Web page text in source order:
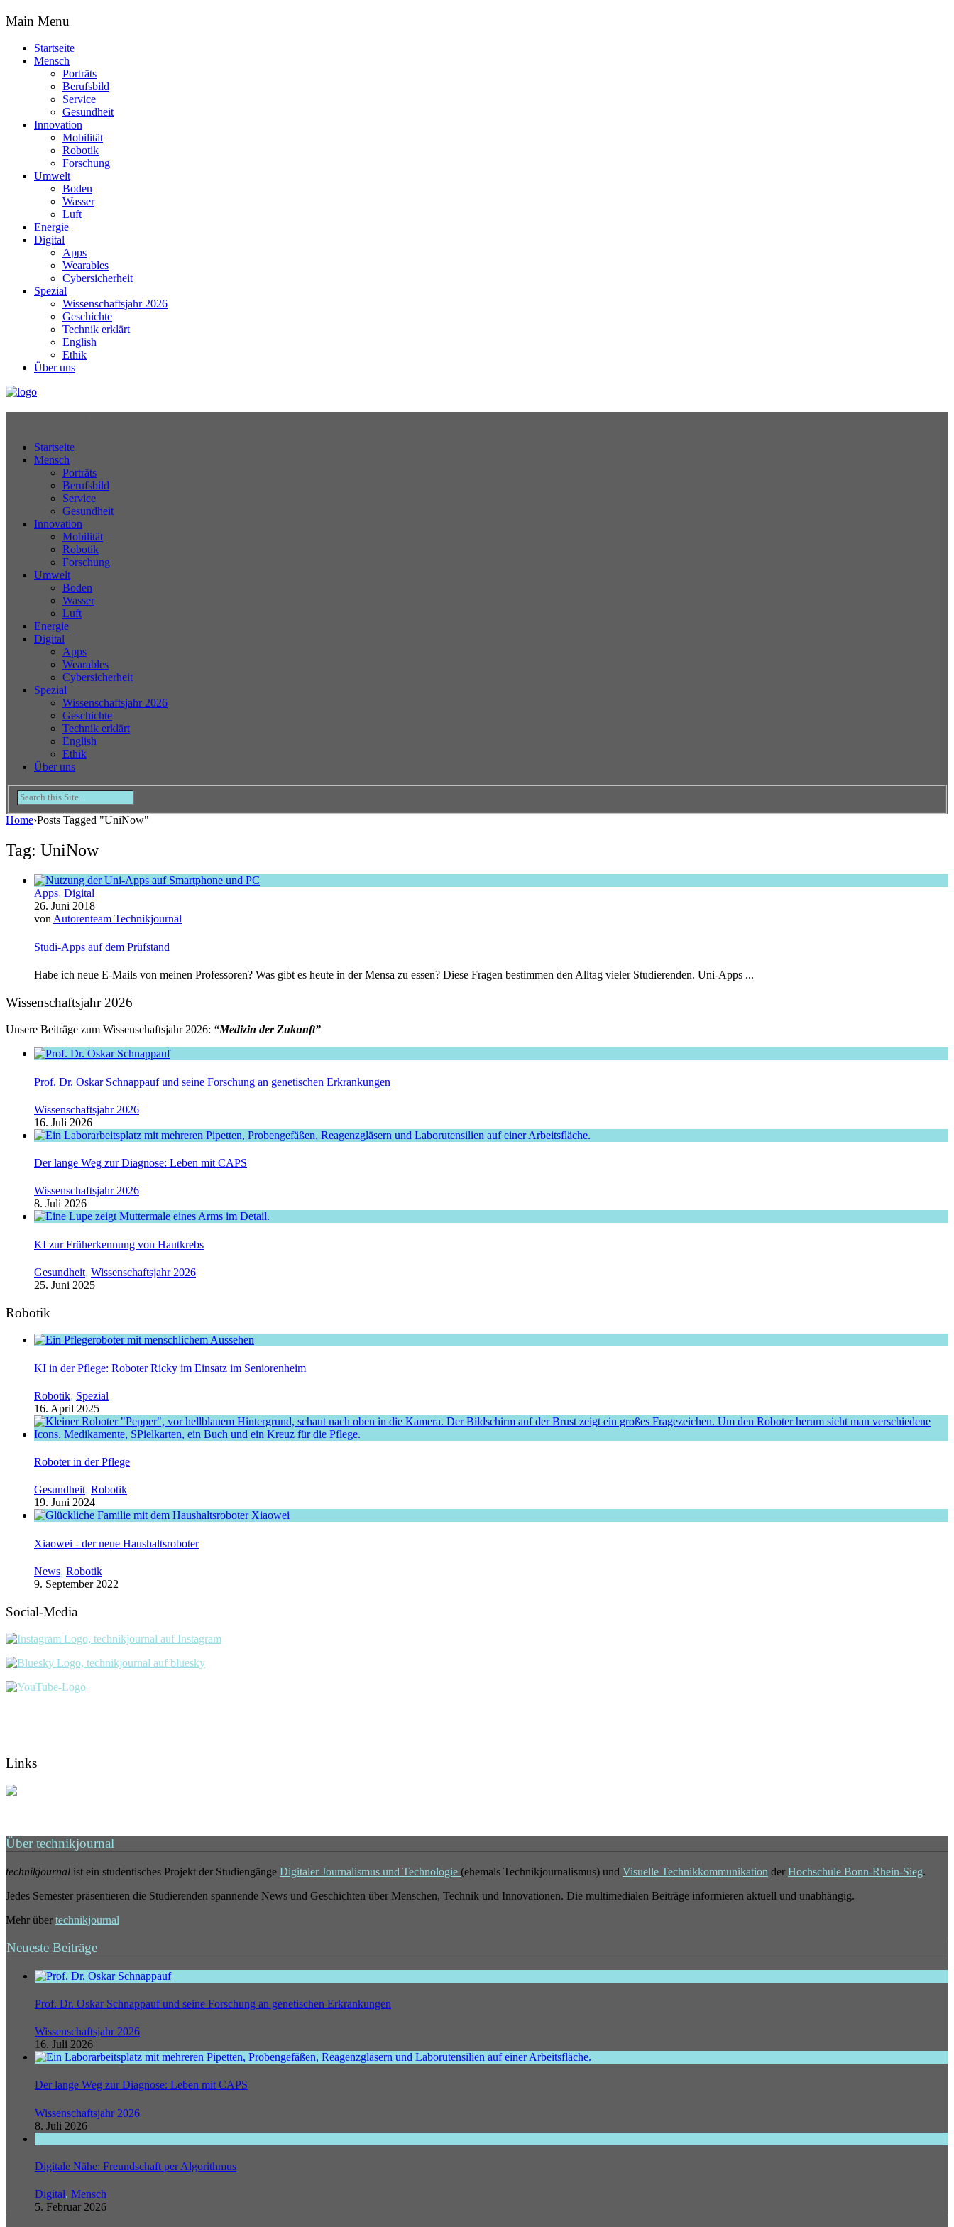
Main Menu
Startseite
Mensch
Porträts
Berufsbild
Service
Gesundheit
Innovation
Mobilität
Robotik
Forschung
Umwelt
Boden
Wasser
Luft
Energie
Digital
Apps
Wearables
Cybersicherheit
Spezial
Wissenschaftsjahr 2026
Geschichte
Technik erklärt
English
Ethik
Über uns
Startseite
Mensch
Porträts
Berufsbild
Service
Gesundheit
Innovation
Mobilität
Robotik
Forschung
Umwelt
Boden
Wasser
Luft
Energie
Digital
Apps
Wearables
Cybersicherheit
Spezial
Wissenschaftsjahr 2026
Geschichte
Technik erklärt
English
Ethik
Über uns
Home›Posts Tagged "UniNow"
Tag: UniNow
Apps, Digital
26. Juni 2018
von Autorenteam Technikjournal
Studi-Apps auf dem Prüfstand
Habe ich neue E-Mails von meinen Professoren? Was gibt es heute in der Mensa zu essen? Diese Fragen bestimmen den Alltag vieler Studierenden. Uni-Apps ...
Wissenschaftsjahr 2026
Unsere Beiträge zum Wissenschaftsjahr 2026: “Medizin der Zukunft”
Prof. Dr. Oskar Schnappauf und seine Forschung an genetischen Erkrankungen
Wissenschaftsjahr 2026
16. Juli 2026
Der lange Weg zur Diagnose: Leben mit CAPS
Wissenschaftsjahr 2026
8. Juli 2026
KI zur Früherkennung von Hautkrebs
Gesundheit, Wissenschaftsjahr 2026
25. Juni 2025
Robotik
KI in der Pflege: Roboter Ricky im Einsatz im Seniorenheim
Robotik, Spezial
16. April 2025
Roboter in der Pflege
Gesundheit, Robotik
19. Juni 2024
Xiaowei - der neue Haushaltsroboter
News, Robotik
9. September 2022
Social-Media
Links
Über technikjournal
technikjournal ist ein studentisches Projekt der Studiengänge Digitaler Journalismus und Technologie (ehemals Technikjournalismus) und Visuelle Technikkommunikation der Hochschule Bonn-Rhein-Sieg.
Jedes Semester präsentieren die Studierenden spannende News und Geschichten über Menschen, Technik und Innovationen. Die multimedialen Beiträge informieren aktuell und unabhängig.
Mehr über technikjournal
Neueste Beiträge
Prof. Dr. Oskar Schnappauf und seine Forschung an genetischen Erkrankungen
Wissenschaftsjahr 2026
16. Juli 2026
Der lange Weg zur Diagnose: Leben mit CAPS
Wissenschaftsjahr 2026
8. Juli 2026
Digitale Nähe: Freundschaft per Algorithmus
Digital, Mensch
5. Februar 2026